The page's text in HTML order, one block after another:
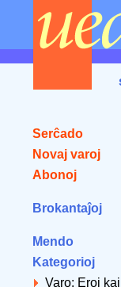
Serĉado
Novaj varoj
Abonoj
Brokantaĵoj
Mendo
Kategorioj
Varo: Eroj